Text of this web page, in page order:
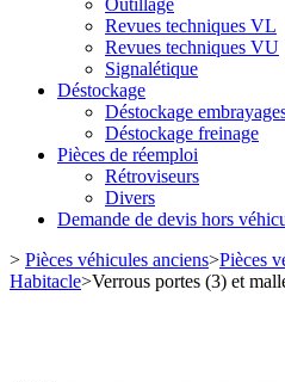
Outillage
Revues techniques VL
Revues techniques VU
Signalétique
Déstockage
Déstockage
Déstockage freinage
Pièces de réemploi
Rétroviseurs
Divers
Demande de devis hors
> Pièces véhicules anciens>Pièces
Habitacle>Verrous portes (3) et